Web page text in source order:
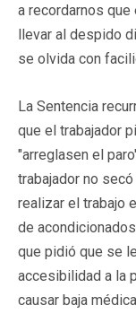
a recordarnos
llevar al despido
se olvida con
La Sentencia
que el trabajador
"arreglasen el
trabajador no
realizar el trabajo
de
que pidió que se
accesibilidad a la
causar baja